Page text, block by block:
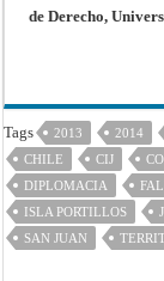
de Derecho,
Tags 2013 2014
CHILE
CIJ
DIPLOMACIA
ISLA PORTILLOS
SAN JUAN